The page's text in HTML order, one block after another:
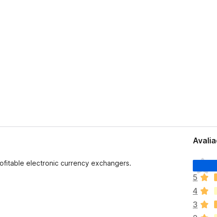
electronic currency exchangers.
A
i
n
d
a
n
5
4
3